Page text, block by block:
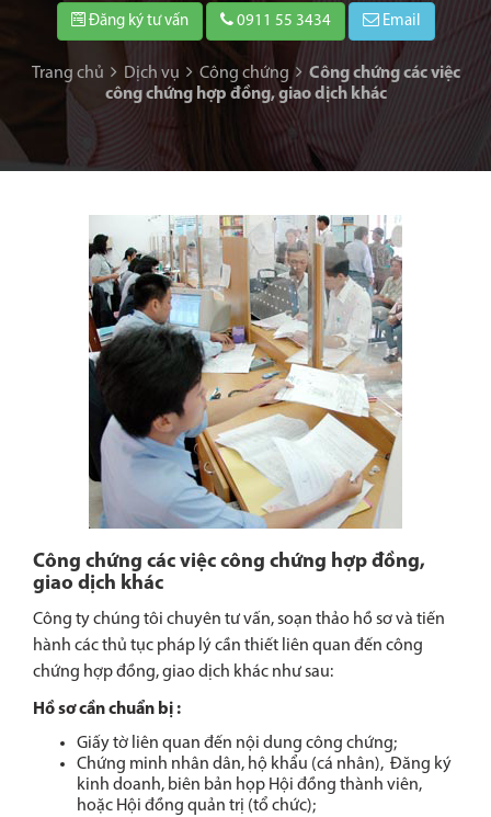
Đăng ký tư vấn 0911 55 3434 Email
Trang chủ Dịch vụ Công chứng
Công chứng các việc
công chứng hợp đồng, giao dịch khác
Công chứng các việc công chứng hợp đồng,
giao dịch khác
Công ty chúng tôi chuyên tư vấn, soạn thảo hồ sơ và tiến
hành các thủ tục pháp lý cần thiết liên quan đến công
chứng hợp đồng, giao dịch khác như sau:
Hồ sơ cần chuẩn bị :
Giấy tờ liên quan đến nội dung công chứng;
Chứng minh nhân dân, hộ khẩu (cá nhân), Đăng ký
kinh doanh, biên bản họp Hội đồng thành viên,
hoặc Hội đồng quản trị (tổ chức);